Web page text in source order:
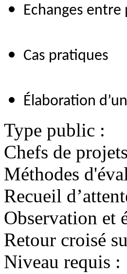
Echanges
Cas pratiques
Élaboration
Type public :
Chefs de
Méthodes
Recueil
Observation et
Retour croisé
Niveau requis :